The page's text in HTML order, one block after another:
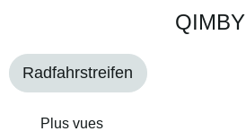
QIMBY
Radfahrstreifen
Plus vues